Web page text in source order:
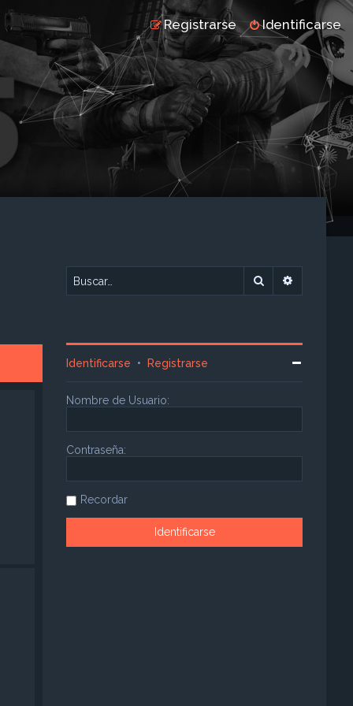
Identificarse
Registrarse
Buscar
Identificarse • Registrarse
Nombre de Usuario:
Contraseña:
Recordar